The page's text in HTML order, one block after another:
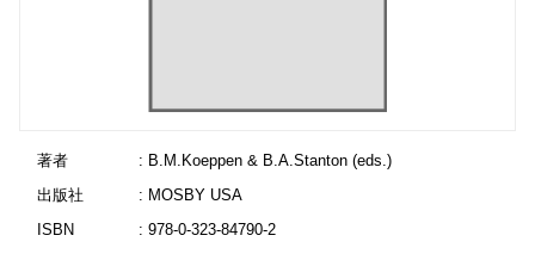
著者
: B.M.Koeppen & B.A.Stanton (eds.)
出版社
: MOSBY USA
ISBN
: 978-0-323-84790-2